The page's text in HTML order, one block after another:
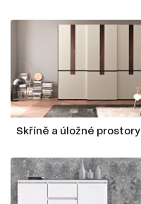
Skříně a úložné prostory